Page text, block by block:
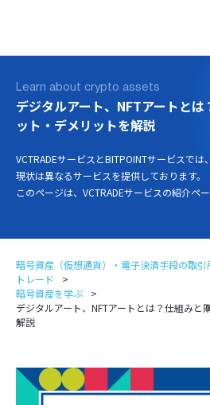
Learn about crypto assets
デジタルアート、NFTアートと
ット・デメリットを解説
VCTRADEサービスとBITPOINTサービスでは、
現状は異なるサービスを提供しております。
このページは、VCTRADEサービスの紹介ペー
暗号資産（仮想通貨）・電子決済手段の取
トレード
暗号資産を学ぶ
デジタルアート、NFTアートとは？仕組みと
解説